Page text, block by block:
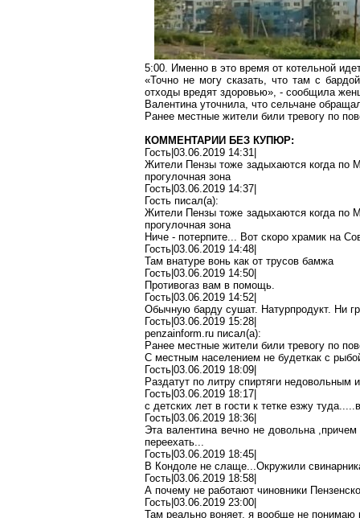
5:00. Именно в это время от котельной
«Точно не могу сказать, что там с
отходы вредят здоровью», - сообщила
Валентина уточнила, что сельчане
Ранее местные жители били тревогу по
КОММЕНТАРИИ БЕЗ КУПЮР:
Гость|03.06.2019 14:31|
Жители Пензы тоже задыхаютсякогда по
прогулочная зона
Гость|03.06.2019 14:37|
Гость писал(a):
Жители Пензы тоже задыхаютсякогда по
прогулочная зона
Ниче - потерпите... Вот скоро храмик на
Гость|03.06.2019 14:48|
Там внатуре вонь как от трусов бамжа
Гость|03.06.2019 14:50|
Противогаз вам в помощь.
Гость|03.06.2019 14:52|
Обычную барду сушат. Натурпродукт. Ни
Гость|03.06.2019 15:28|
penzainform.ru писал(a):
Ранее местные жители били тревогу по
С местным населением не будеткак с
Гость|03.06.2019 18:09|
Раздатут по литру спиртяги недовольным
Гость|03.06.2019 18:17|
с детских лет в гости к тетке езжу туда.....
Гость|03.06.2019 18:36|
Эта валентинавечно не довольна,
переехать...
Гость|03.06.2019 18:45|
В Кондоле не слаще...Окружили
Гость|03.06.2019 18:58|
А почему не работают чиновники
Гость|03.06.2019 23:00|
Там реально воняет, я вообще не понимаю